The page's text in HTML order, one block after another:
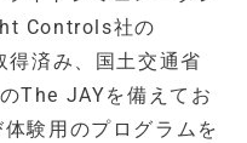
Controls社の
得済み、国土交通省
The JAYを備えてお
験用のプログラムを